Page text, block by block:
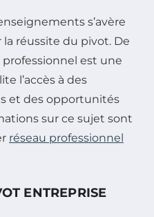
s’avère
réussite du pivot. De
professionnel est une
l’accès à des
et des opportunités
sur ce sujet sont
réseau professionnel
ENTREPRISE